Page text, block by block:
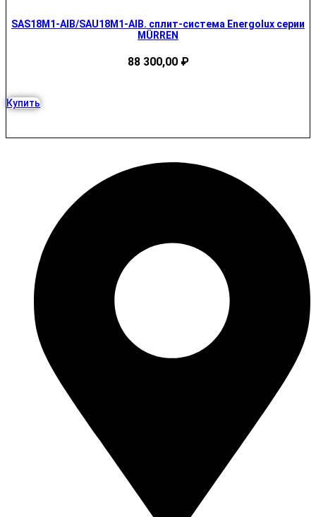
SAS18M1-AIB/SAU18M1-AIB. сплит-система Energolux серии
MÜRREN
88 300,00 ₽
Купить